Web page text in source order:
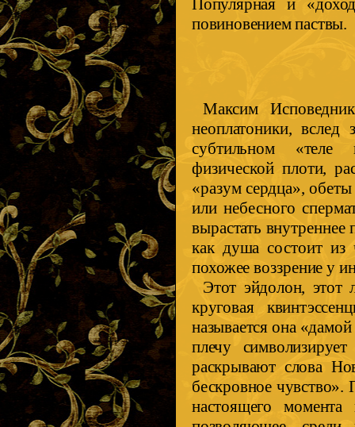
Популярная и
повиновением паствы.
Максим
неоплатоники,
субтильном «теле
физической плоти,
«разум сердца»,
или небесного
вырастать
как душа состоит из
похожее воззрение у
Этот эйдолон, этот
круговая
называется она
плечу
раскрывают слова
бескровное
настоящего момента